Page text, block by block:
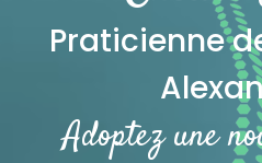
Praticienne
Adoptez une